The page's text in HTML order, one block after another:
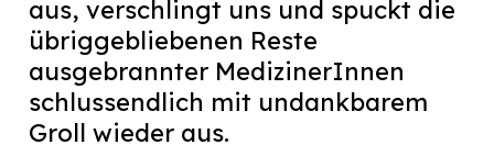
aus, verschlingt uns und spuckt die
übriggebliebenen Reste
ausgebrannter MedizinerInnen
schlussendlich mit undankbarem
Groll wieder aus.